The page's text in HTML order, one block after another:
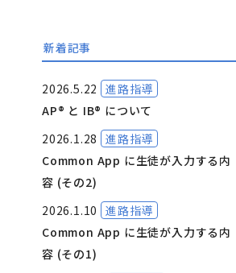
新着記事
2026.5.22
進路指導
AP® と IB® について
2026.1.28
進路指導
Common App に生徒が入力する内
容 (その2)
2026.1.10
進路指導
Common App に生徒が入力する内
容 (その1)